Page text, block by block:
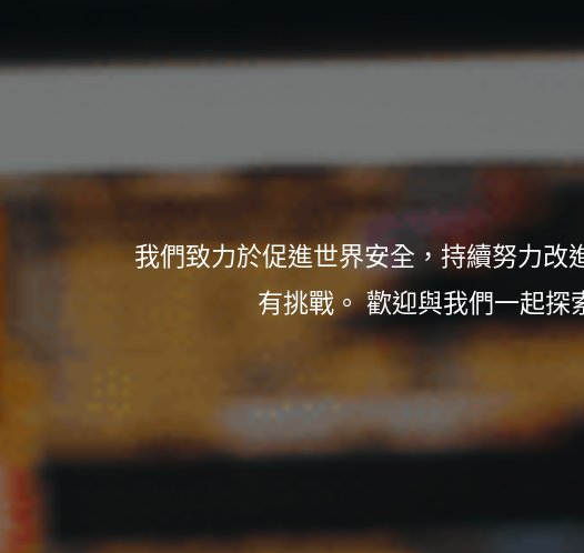
我們致力於促進世界安全，持續努力
有挑戰。 歡迎與我們一起探